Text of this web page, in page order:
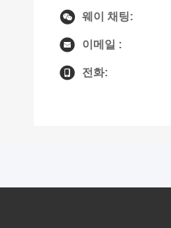
웨이 채팅:
이메일 :
전화: